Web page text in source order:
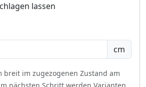
lassen
cm
breit im zugezogenen Zustand am